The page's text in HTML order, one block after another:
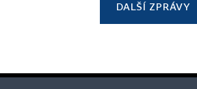
DALŠÍ ZPRÁVY